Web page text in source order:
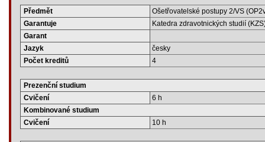
Předmět
Ošetřovatelské postupy 2/VS
Garantuje
Katedra zdravotnických studií
Garant
Jazyk
česky
Počet kreditů
4
Prezenční studium
Cvičení
6 h
Kombinované studium
Cvičení
10 h